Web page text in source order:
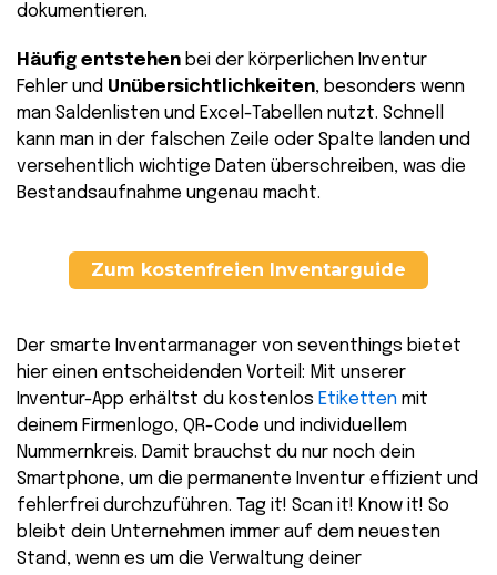
dokumentieren.
Häufig entstehen bei der körperlichen Inventur
Fehler und Unübersichtlichkeiten, besonders wenn
man Saldenlisten und Excel-Tabellen nutzt. Schnell
kann man in der falschen Zeile oder Spalte landen und
versehentlich wichtige Daten überschreiben, was die
Bestandsaufnahme ungenau macht.
Zum kostenfreien Inventarguide
Der smarte Inventarmanager von seventhings bietet
hier einen entscheidenden Vorteil: Mit unserer
Inventur-App erhältst du kostenlos Etiketten mit
deinem Firmenlogo, QR-Code und individuellem
Nummernkreis. Damit brauchst du nur noch dein
Smartphone, um die permanente Inventur effizient und
fehlerfrei durchzuführen. Tag it! Scan it! Know it! So
bleibt dein Unternehmen immer auf dem neuesten
Stand, wenn es um die Verwaltung deiner